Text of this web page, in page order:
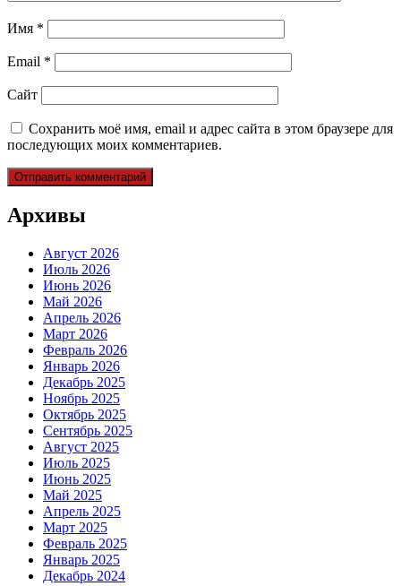
Имя *
Email *
Сайт
Сохранить моё имя, email и адрес сайта в этом браузере для
последующих моих комментариев.
Архивы
Август 2026
Июль 2026
Июнь 2026
Май 2026
Апрель 2026
Март 2026
Февраль 2026
Январь 2026
Декабрь 2025
Ноябрь 2025
Октябрь 2025
Сентябрь 2025
Август 2025
Июль 2025
Июнь 2025
Май 2025
Апрель 2025
Март 2025
Февраль 2025
Январь 2025
Декабрь 2024